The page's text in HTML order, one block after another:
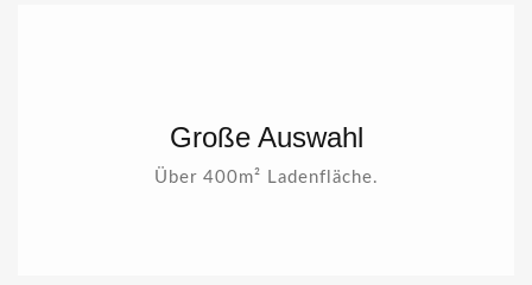
Große Auswahl
Über 400m² Ladenfläche.